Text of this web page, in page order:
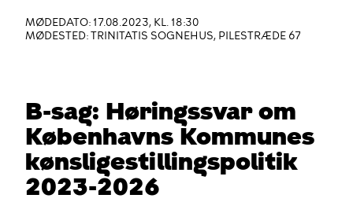
er
her
MØDEDATO: 17.08.2023, KL. 18:30
MØDESTED: TRINITATIS SOGNEHUS, PILESTRÆDE 67
B-sag: Høringssvar om
Københavns Kommunes
kønsligestillingspolitik
2023-2026